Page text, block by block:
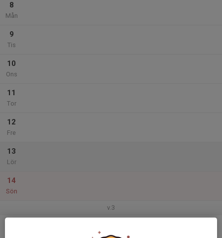
8
Mån
9
Tis
10
Ons
11
Tor
12
Fre
13
Lör
14
Sön
v.3